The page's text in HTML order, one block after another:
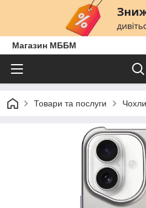
Магазин МББМ
Товари та послуги